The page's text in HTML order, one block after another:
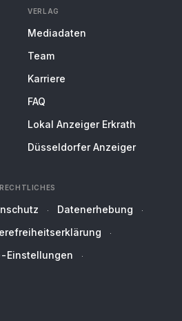
VERLAG
Mediadaten
Team
Karriere
FAQ
Lokal Anzeiger Erkrath
Düsseldorfer Anzeiger
RECHTLICHES
Datenerhebung
Einstellungen